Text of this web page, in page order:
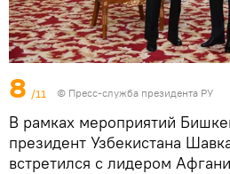
8 /11 © Пресс-служба президента РУ
В рамках мероприятий
президент Узбекистана
встретился с лидером